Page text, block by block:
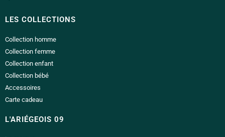
LES COLLECTIONS
Collection homme
Collection femme
Collection enfant
Collection bébé
Accessoires
Carte cadeau
L'ARIÉGEOIS 09